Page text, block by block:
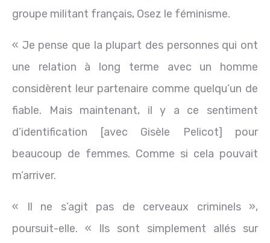
groupe militant français, Osez le féminisme.
« Je pense que la plupart des personnes qui ont
une relation à long terme avec un homme
considèrent leur partenaire comme quelqu’un de
fiable. Mais maintenant, il y a ce sentiment
d’identification [avec Gisèle Pelicot] pour
beaucoup de femmes. Comme si cela pouvait
m’arriver.
« Il ne s’agit pas de cerveaux criminels »,
poursuit-elle. « Ils sont simplement allés sur